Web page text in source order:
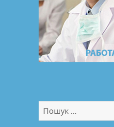
Пошук: